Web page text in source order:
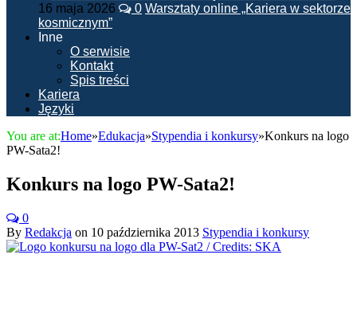
16 maja 2026 0 Warsztaty online „Kariera w sektorze
kosmicznym”
Inne
O serwisie
Kontakt
Spis treści
Kariera
Języki
You are at:Home»Edukacja»Stypendia i konkursy»Konkurs na logo
PW-Sata2!
Konkurs na logo PW-Sata2!
0
By Redakcja on 10 października 2013 Stypendia i konkursy